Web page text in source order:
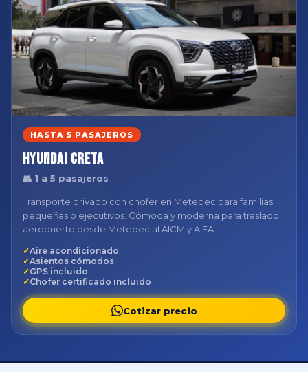
HASTA 5 PASAJEROS
Hyundai Creta
👥 1 a 5 pasajeros
Transporte privado con chofer en Metepec para familias
pequeñas o ejecutivos. Cómoda y moderna para traslado
aeropuerto desde Metepec al AICM y AIFA.
Aire acondicionado
Asientos cómodos
GPS incluido
Chofer certificado incluido
Cotizar precio